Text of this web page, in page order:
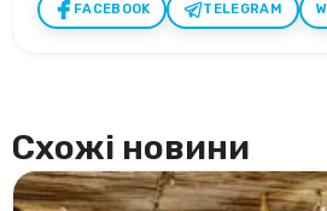
FACEBOOK TELEGRAM
Схожі новини